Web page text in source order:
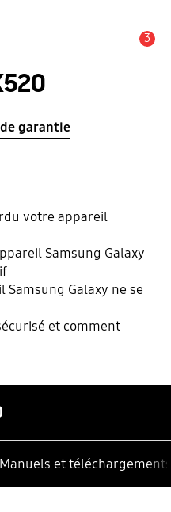
3
garantie
votre appareil
Samsung Galaxy
Galaxy ne se
et comment
Manuels et téléchargements